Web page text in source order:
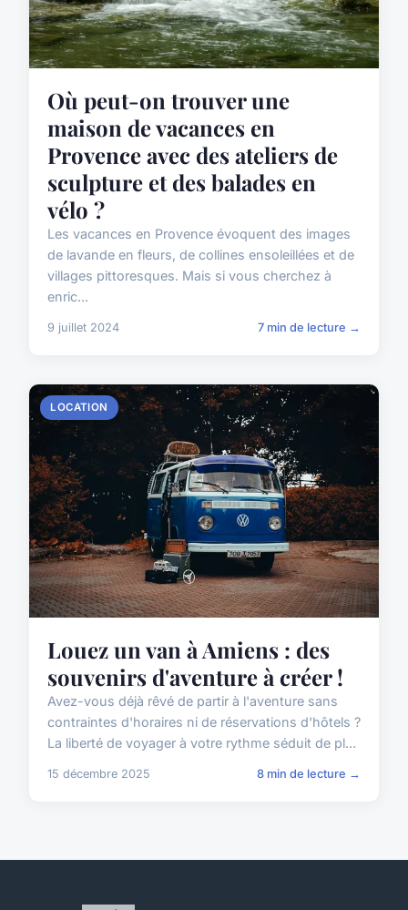
Où peut-on trouver une
maison de vacances en
Provence avec des ateliers de
sculpture et des balades en
vélo ?
Les vacances en Provence évoquent des images
de lavande en fleurs, de collines ensoleillées et de
villages pittoresques. Mais si vous cherchez à
enric...
9 juillet 2024 7 min de lecture →
LOCATION
Louez un van à Amiens : des
souvenirs d'aventure à créer !
Avez-vous déjà rêvé de partir à l'aventure sans
contraintes d'horaires ni de réservations d'hôtels ?
La liberté de voyager à votre rythme séduit de pl...
15 décembre 2025 8 min de lecture →